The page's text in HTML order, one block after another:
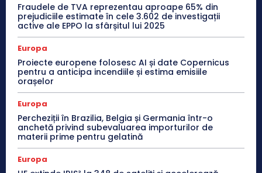
Fraudele de TVA reprezentau aproape 65% din
prejudiciile estimate în cele 3.602 de investigații
active ale EPPO la sfârșitul lui 2025
Europa
Proiecte europene folosesc AI și date Copernicus
pentru a anticipa incendiile și estima emisiile
orașelor
Europa
Percheziții în Brazilia, Belgia și Germania într-o
anchetă privind subevaluarea importurilor de
materii prime pentru gelatină
Europa